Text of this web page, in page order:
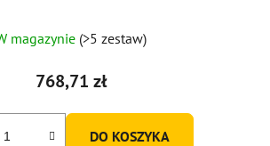
magazynie (>5 zestaw)
768,71 zł
DO KOSZYKA